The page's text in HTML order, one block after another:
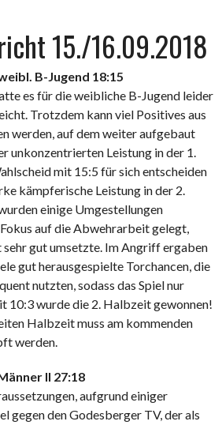
15./16.09.2018
B-Jugend 18:15
es für die weibliche B-Jugend leider
Trotzdem kann viel Positives aus
werden, auf dem weiter aufgebaut
unkonzentrierten Leistung in der 1.
mit 15:5 für sich entscheiden
kämpferische Leistung in der 2.
einige Umgestellungen
auf die Abwehrarbeit gelegt,
gut umsetzte. Im Angriff ergaben
gut herausgespielte Torchancen, die
nutzten, sodass das Spiel nur
10:3 wurde die 2. Halbzeit gewonnen!
Halbzeit muss am kommenden
werden.
II 27:18
aufgrund einiger
gegen den Godesberger TV, der als